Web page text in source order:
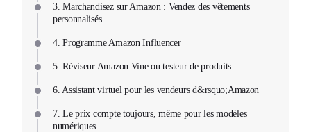
3. Marchandisez sur Amazon : Vendez des vêtements
personnalisés
4. Programme Amazon Influencer
5. Réviseur Amazon Vine ou testeur de produits
6. Assistant virtuel pour les vendeurs d&rsquo;Amazon
7. Le prix compte toujours, même pour les modèles
numériques